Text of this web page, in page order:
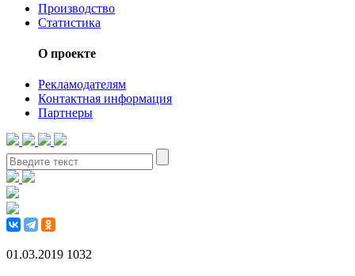
Производство
Статистика
О проекте
Рекламодателям
Контактная информация
Партнеры
01.03.2019 1032